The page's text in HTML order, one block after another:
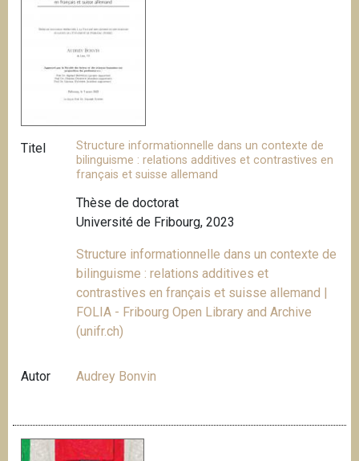
Titel
Structure informationnelle dans un contexte de
bilinguisme : relations additives et contrastives en
français et suisse allemand
Thèse de doctorat
Université de Fribourg, 2023
Structure informationnelle dans un contexte de
bilinguisme : relations additives et
contrastives en français et suisse allemand |
FOLIA - Fribourg Open Library and Archive
(unifr.ch)
Autor Audrey Bonvin